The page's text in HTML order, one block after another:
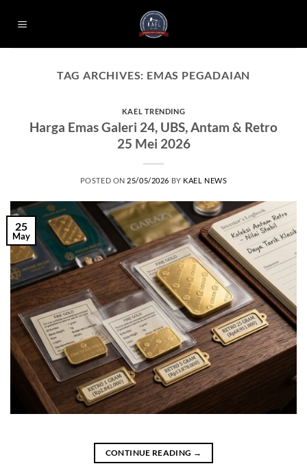
TAG ARCHIVES: EMAS PEGADAIAN
KAEL TRENDING
Harga Emas Galeri 24, UBS, Antam & Retro
25 Mei 2026
POSTED ON 25/05/2026 BY KAEL NEWS
25
May
CONTINUE READING →